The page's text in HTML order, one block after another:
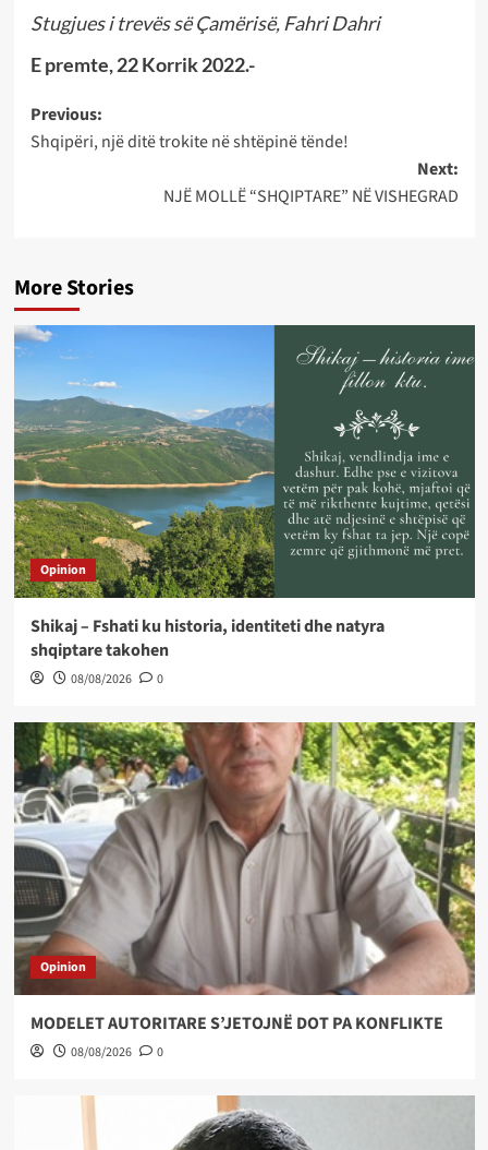
Stugjues i trevës së Çamërisë, Fahri Dahri
E premte, 22 Korrik 2022.-
Post
navigation
Previous:
Shqipëri, një ditë trokite në shtëpinë tënde!
Next:
NJË MOLLË “SHQIPTARE” NË VISHEGRAD
More Stories
Opinion
Shikaj – Fshati ku historia, identiteti dhe natyra
shqiptare takohen
08/08/2026 0
Opinion
MODELET AUTORITARE S’JETOJNË DOT PA KONFLIKTE
08/08/2026 0